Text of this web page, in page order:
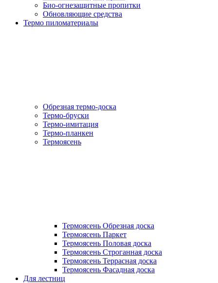
Био-огнезащитные пропитки
Обновляющие средства
Термо пиломатериалы
Обрезная термо-доска
Термо-бруски
Термо-имитация
Термо-планкен
Термоясень
Термоясень Обрезная доска
Термоясень Паркет
Термоясень Половая доска
Термоясень Строганная доска
Термоясень Террасная доска
Термоясень Фасадная доска
Для лестниц